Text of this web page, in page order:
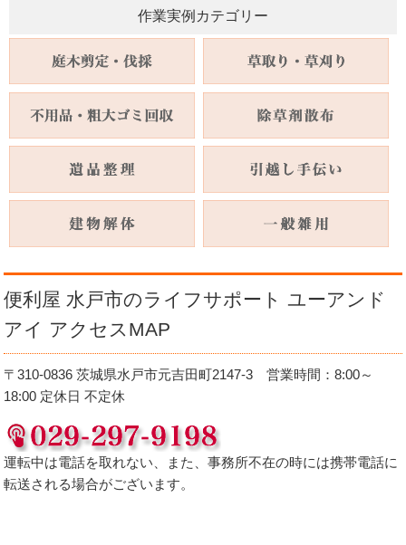
作業実例カテゴリー
便利屋 水戸市のライフサポート ユーアンド
アイ アクセスMAP
〒310-0836 茨城県水戸市元吉田町2147-3 営業時間：8:00～
18:00 定休日 不定休
運転中は電話を取れない、また、事務所不在の時には携帯電話に
転送される場合がございます。